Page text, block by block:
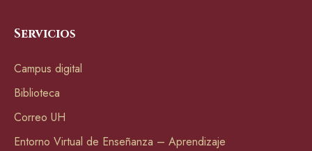
Servicios
Campus digital
Biblioteca
Correo UH
Entorno Virtual de Enseñanza – Aprendizaje